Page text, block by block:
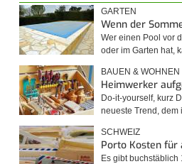
GARTEN
Wenn der
Wer einen Pool vor
oder im Garten hat,
BAUEN & WOHNEN
Heimwerker
Do-it-yourself, kurz
neueste Trend, dem
SCHWEIZ
Porto Kosten für
Es gibt buchstäblich